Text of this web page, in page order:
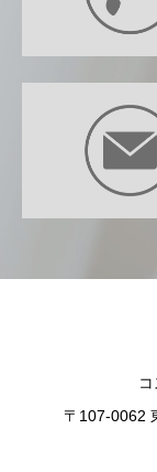
〒107-0062